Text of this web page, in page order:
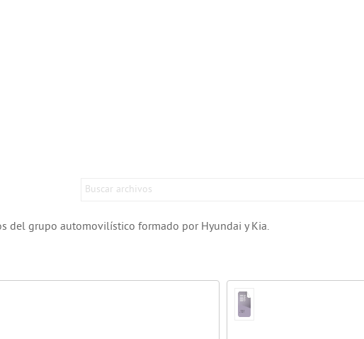
del grupo automovilístico formado por Hyundai y Kia.